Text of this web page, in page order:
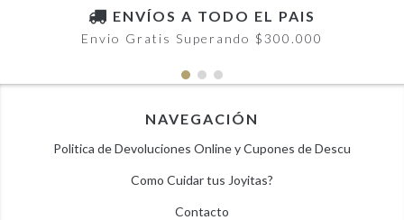
ENVÍOS A TODO EL PAIS
Envio Gratis Superando $300.000
NAVEGACIÓN
Politica de Devoluciones Online y Cupones de Descu
Como Cuidar tus Joyitas?
Contacto